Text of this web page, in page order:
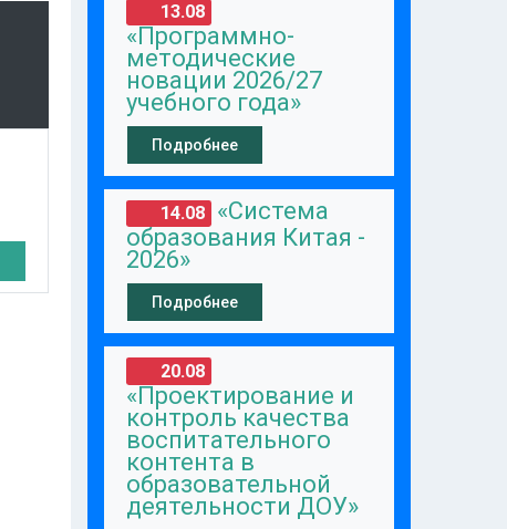
13.08
«Программно-
методические
новации 2026/27
учебного года»
Подробнее
14.08
«Система
образования Китая -
2026»
Подробнее
20.08
«Проектирование и
контроль качества
воспитательного
контента в
образовательной
деятельности ДОУ»